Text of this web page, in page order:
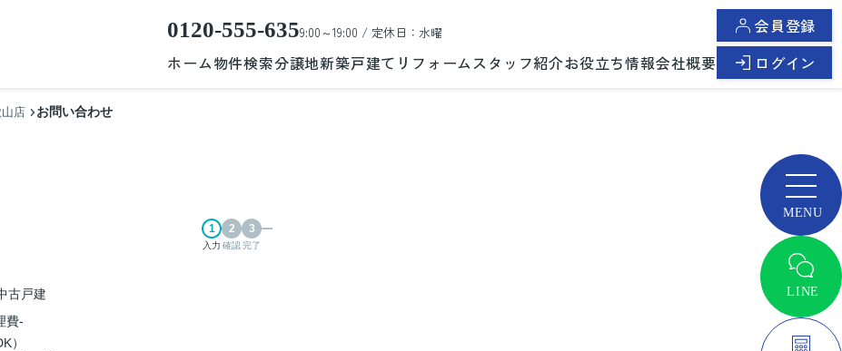
0120-555-6359:00～19:00 / 定休日：水曜
ホーム物件検索分譲地新築戸建て リフォーム スタッフ紹介お役立ち情報会社概要
会員登録
ログイン
店 お問い合わせ
入力 確認完了
古戸建
費-
）